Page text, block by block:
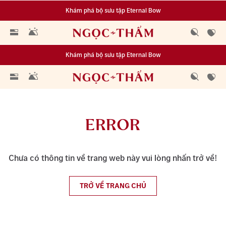
Khám phá bộ sưu tập Eternal Bow
Đa dạng lựa chọn tích luỹ từ 0.1 chỉ vàng 999.9
Khám phá bộ sưu tập Eternal Bow
Đa dạng lựa chọn tích luỹ từ 0.1 chỉ vàng 999.9
ERROR
Chưa có thông tin về trang web này vui lòng nhấn trở về!
TRỞ VỀ TRANG CHỦ